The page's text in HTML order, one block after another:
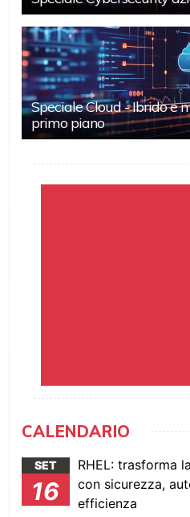
Speciale Cloud - Ibrido e
primo piano
CALENDARIO
SET
16
RHEL: trasforma
con sicurezza,
efficienza